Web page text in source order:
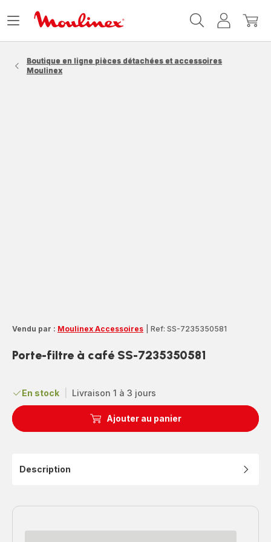
MonMon
Ouvrir
Boutique en ligne pièces détachées et accessoires
Moulinex
Vendu par : Moulinex Accessoires Ref: SS-7235350581
Porte-filtre à café SS-7235350581
En stock Livraison 1 à 3 jours
Ajouter au panier
Description